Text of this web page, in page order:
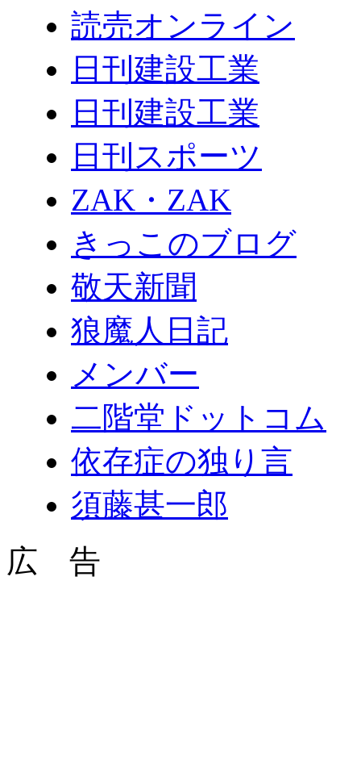
読売オンライン
日刊建設工業
日刊建設工業
日刊スポーツ
ZAK・ZAK
きっこのブログ
敬天新聞
狼魔人日記
メンバー
二階堂ドットコム
依存症の独り言
須藤甚一郎
広 告